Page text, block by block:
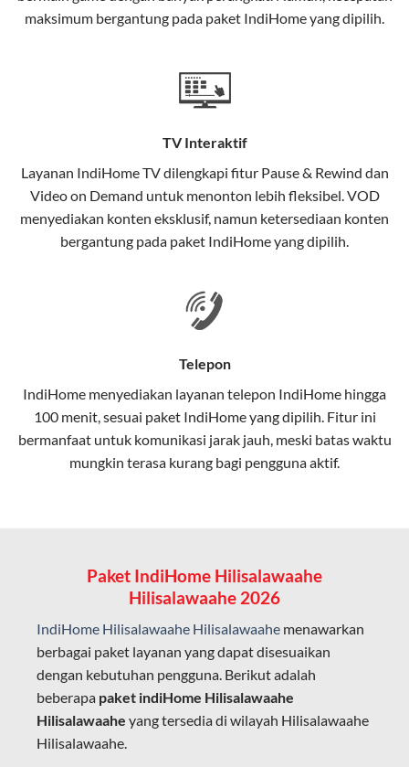
interaktif (IndiHome TV) dan telepon rumah dalam
satu paket.
Teknologi di Balik WiFi IndiHome
Wifi IndiHome menggunakan teknologi Fiber To The
menggunakan kabel serat optik hingga ke rumah
pelanggan. Teknologi ini memiliki beberapa
keunggulan:
Kecepatan Tinggi
dibandingkan kabel tembaga atau DSL.
elektromagnetik, sehingga koneksi tetap lancar.
Latensi Rendah
Cocok untuk aktivitas yang membutuhkan koneksi
Mampu menangani banyak perangkat sekaligus tanpa
penurunan kualitas koneksi.
Dengan teknologi ini, IndiHome memberikan pengalaman
internet yang lebih baik bagi pengguna untuk bekerja,
belajar, dan hiburan di rumah.
IndiHome sering disebut sebagai WiFi IndiHome karena
layanan internet yang disediakan menggunakan jaringan
fiber optic dapat dikoneksikan melalui perangkat router
maksimum bergantung pada paket IndiHome yang dipilih.
TV Interaktif
Layanan IndiHome TVdilengkapi fitur Pause & Rewind dan
Video on Demand untuk menonton lebih fleksibel. VOD
menyediakan konten eksklusif, namun ketersediaan konten
bergantung pada paket IndiHome yang dipilih.
Telepon
IndiHome menyediakan layanan telepon IndiHome hingga
100 menit, sesuai paket IndiHome yang dipilih. Fitur ini
bermanfaat untuk komunikasi jarak jauh, meski batas waktu
mungkin terasa kurang bagi pengguna aktif.
Paket IndiHome Hilisalawaahe
Hilisalawaahe 2026
IndiHome Hilisalawaahe Hilisalawaahe menawarkan
berbagai paket layanan yang dapat disesuaikan
dengan kebutuhan pengguna. Berikut adalah
beberapa paket indiHome Hilisalawaahe
Hilisalawaahe yang tersedia di wilayah Hilisalawaahe
Hilisalawaahe.